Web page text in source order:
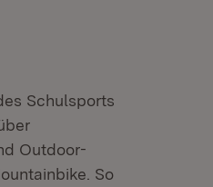
Schulsports
Outdoor-
So